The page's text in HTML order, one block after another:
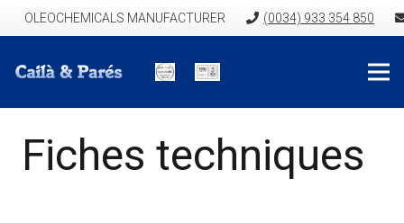
OLEOCHEMICALS MANUFACTURER (0034) 933 354 850
Fiches techniques